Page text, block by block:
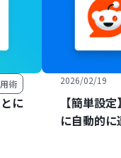
術
に
2026/02/19
【簡単設
に自動的